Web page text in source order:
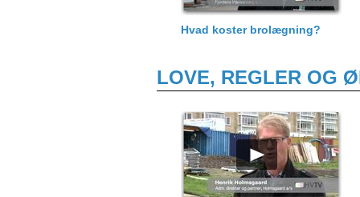
Hvad koster brolægning?
LOVE, REGLER OG